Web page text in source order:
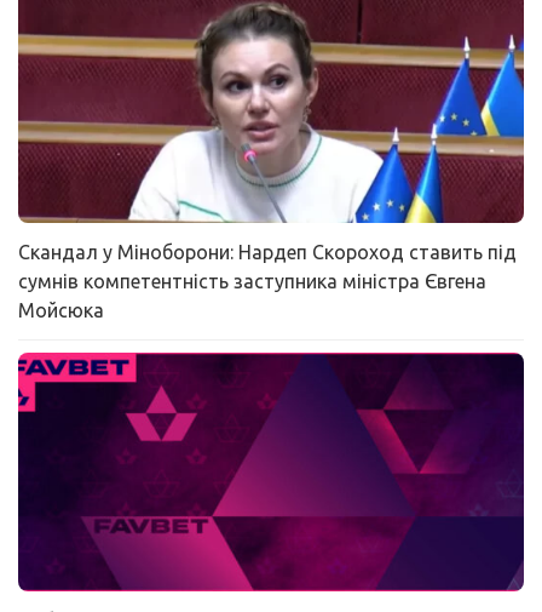
Скандал у Міноборони: Нардеп Скороход ставить під
сумнів компетентність заступника міністра Євгена
Мойсюка